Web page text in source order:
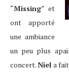
“Missing” et
ont apporté
une ambiance
un peu plus
concert. Niel a